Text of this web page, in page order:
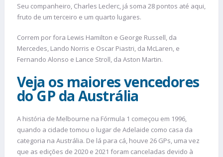
Seu companheiro, Charles Leclerc, já soma 28 pontos até aqui,
fruto de um terceiro e um quarto lugares.
Correm por fora Lewis Hamilton e George Russell, da
Mercedes, Lando Norris e Oscar Piastri, da McLaren, e
Fernando Alonso e Lance Stroll, da Aston Martin.
Veja os maiores vencedores
do GP da Austrália
A história de Melbourne na Fórmula 1 começou em 1996,
quando a cidade tomou o lugar de Adelaide como casa da
categoria na Austrália. De lá para cá, houve 26 GPs, uma vez
que as edições de 2020 e 2021 foram canceladas devido à